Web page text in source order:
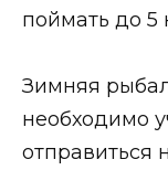
поймать до 5
Зимняя
необходимо
отправиться